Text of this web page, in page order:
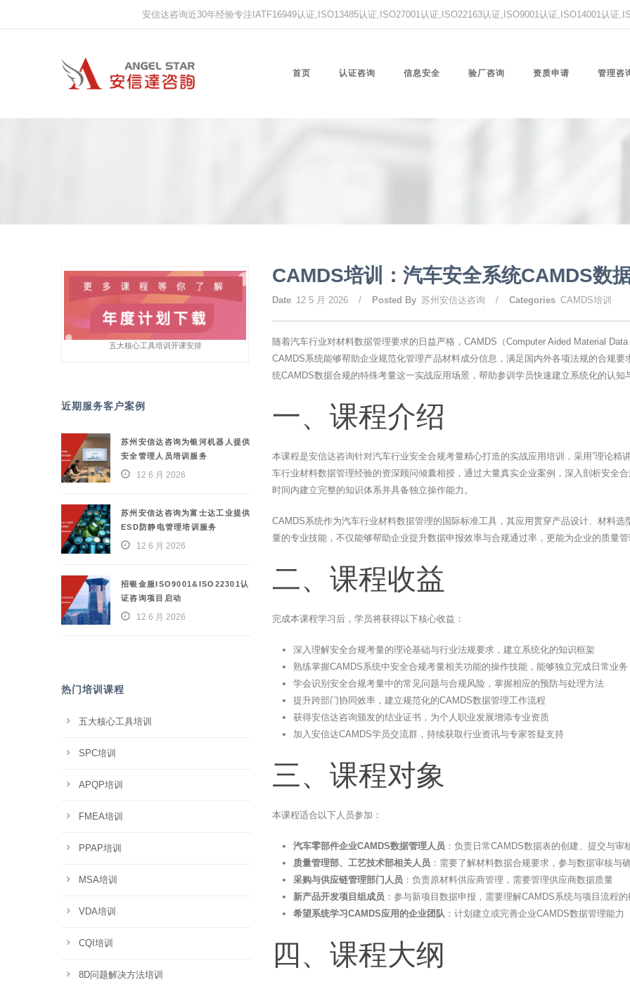
安信达咨询近30年经验专注IATF16949认证,ISO13485认证,ISO27001认证,ISO22163认证,ISO9001认证,ISO14001认证
首页 认证咨询 信息安全 验厂咨询 资质申请 管理咨
CAMDS培训：汽车安全系统CAMDS数
Date 12 5 月 2026 / Posted By 苏州安信达咨询 / Categories CAMDS培训
随着汽车行业对材料数据管理要求的日益严格，CAMDS（Computer Aided Material
CAMDS系统能够帮助企业规范化管理产品材料成分信息，满足国内外各项法规的合规
统CAMDS数据合规的特殊考量这一实战应用场景，帮助参训学员快速建立系统化的认知
一、课程介绍
本课程是安信达咨询针对汽车行业安全合规考量精心打造的实战应用培训，采用”理论
车行业材料数据管理经验的资深顾问倾囊相授，通过大量真实企业案例，深入剖析安全
时间内建立完整的知识体系并具备独立操作能力。
CAMDS系统作为汽车行业材料数据管理的国际标准工具，其应用贯穿产品设计、材料
量的专业技能，不仅能够帮助企业提升数据申报效率与合规通过率，更能为企业的质量管
二、课程收益
完成本课程学习后，学员将获得以下核心收益：
深入理解安全合规考量的理论基础与行业法规要求，建立系统化的知识框架
熟练掌握CAMDS系统中安全合规考量相关功能的操作技能，能够独立完成日常业务
学会识别安全合规考量中的常见问题与合规风险，掌握相应的预防与处理方法
提升跨部门协同效率，建立规范化的CAMDS数据管理工作流程
获得安信达咨询颁发的结业证书，为个人职业发展增添专业资质
加入安信达CAMDS学员交流群，持续获取行业资讯与专家答疑支持
三、课程对象
本课程适合以下人员参加：
汽车零部件企业CAMDS数据管理人员 ：负责日常CAMDS数据表的创建、提交与审
质量管理部、工艺技术部相关人员 ：需要了解材料数据合规要求，参与数据审核与
采购与供应链管理部门人员 ：负责原材料供应商管理，需要管理供应商数据质量
新产品开发项目组成员 ：参与新项目数据申报，需要理解CAMDS系统与项目流程的
希望系统学习CAMDS应用的企业团队 ：计划建立或完善企业CAMDS数据管理能力
四、课程大纲
五大核心工具培训开课安排
近期服务客户案例
苏州安信达咨询为银河机器人提供
安全管理人员培训服务
12 6 月 2026
苏州安信达咨询为富士达工业提供
ESD防静电管理培训服务
12 6 月 2026
招银金服ISO9001&ISO22301认
证咨询项目启动
12 6 月 2026
热门培训课程
五大核心工具培训
SPC培训
APQP培训
FMEA培训
PPAP培训
MSA培训
VDA培训
CQI培训
8D问题解决方法培训